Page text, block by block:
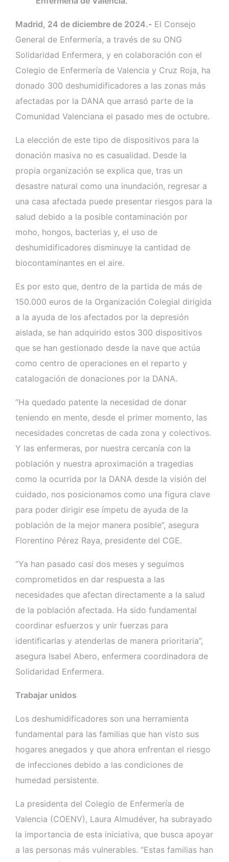
Madrid, 24 de diciembre de 2024.- El Consejo
General de Enfermería, a través de su ONG
Solidaridad Enfermera, y en colaboración con el
Colegio de Enfermería de Valencia y Cruz Roja, ha
donado 300 deshumidificadores a las zonas más
afectadas por la DANA que arrasó parte de la
Comunidad Valenciana el pasado mes de octubre.
La elección de este tipo de dispositivos para la
donación masiva no es casualidad. Desde la
propia organización se explica que, tras un
desastre natural como una inundación, regresar a
una casa afectada puede presentar riesgos para la
salud debido a la posible contaminación por
moho, hongos, bacterias y, el uso de
deshumidificadores disminuye la cantidad de
biocontaminantes en el aire.
Es por esto que, dentro de la partida de más de
150.000 euros de la Organización Colegial dirigida
a la ayuda de los afectados por la depresión
aislada, se han adquirido estos 300 dispositivos
que se han gestionado desde la nave que actúa
como centro de operaciones en el reparto y
catalogación de donaciones por la DANA.
“Ha quedado patente la necesidad de donar
teniendo en mente, desde el primer momento, las
necesidades concretas de cada zona y colectivos.
Y las enfermeras, por nuestra cercanía con la
población y nuestra aproximación a tragedias
como la ocurrida por la DANA desde la visión del
cuidado, nos posicionamos como una figura clave
para poder dirigir ese ímpetu de ayuda de la
población de la mejor manera posible”, asegura
Florentino Pérez Raya, presidente del CGE.
“Ya han pasado casi dos meses y seguimos
comprometidos en dar respuesta a las
necesidades que afectan directamente a la salud
de la población afectada. Ha sido fundamental
coordinar esfuerzos y unir fuerzas para
identificarlas y atenderlas de manera prioritaria”,
asegura Isabel Abero, enfermera coordinadora de
Solidaridad Enfermera.
Trabajar unidos
Los deshumidificadores son una herramienta
fundamental para las familias que han visto sus
hogares anegados y que ahora enfrentan el riesgo
de infecciones debido a las condiciones de
humedad persistente.
La presidenta del Colegio de Enfermería de
Valencia (COENV), Laura Almudéver, ha subrayado
la importancia de esta iniciativa, que busca apoyar
a las personas más vulnerables. “Estas familias han